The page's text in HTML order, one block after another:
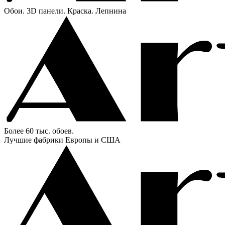
Обои. 3D панели. Краска. Лепнина
Более 60 тыс. обоев.
Лучшие фабрики Европы и США